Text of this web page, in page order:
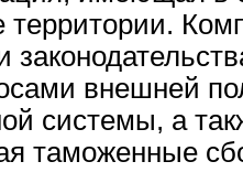
территории.
внешней
системы, а
таможенные